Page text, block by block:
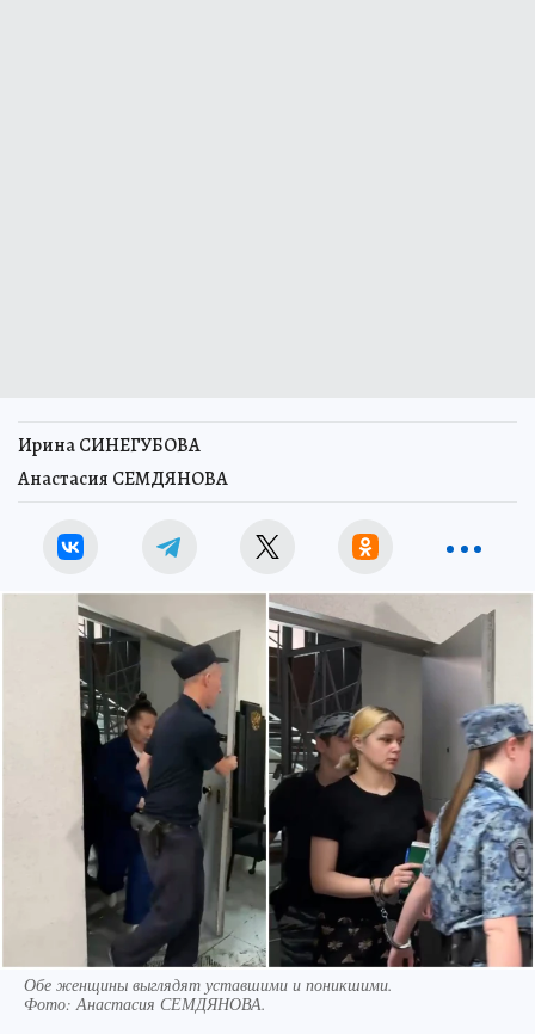
Ирина СИНЕГУБОВА
Анастасия СЕМДЯНОВА
Обе женщины выглядят уставшими и поникшими.
Фото:Анастасия СЕМДЯНОВА.